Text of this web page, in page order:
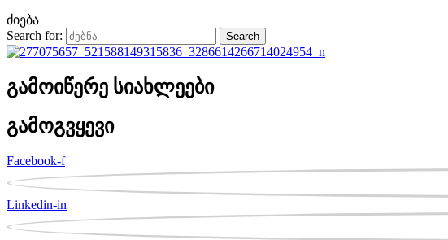
ძიება
Search for:
Search
გამოიწერე სიახლეები
გამოგვყევი
Facebook-f
Linkedin-in